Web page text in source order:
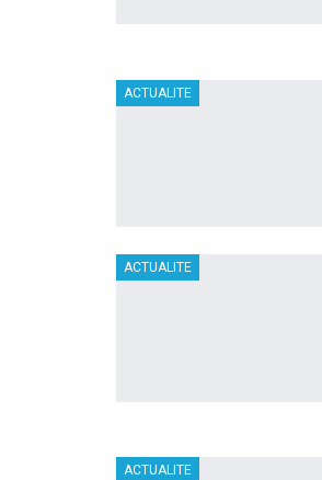
ACTUALITE
ACTUALITE
ACTUALITE